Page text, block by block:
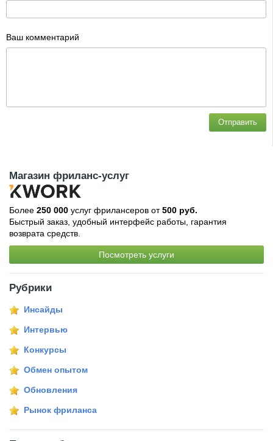
Ваш комментарий
Отправить
Магазин фриланс-услуг
Более 250 000 услуг фрилансеров от500 руб.
Быстрый заказ, удобный интерфейс работы, гарантия
возврата средств.
Посмотреть услуги
Рубрики
Инсайды
Интервью
Конкурсы
Обмен опытом
Обновления
Рынок фриланса